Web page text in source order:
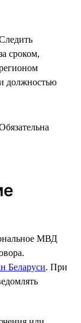
сроком,
должностью
МВД
Беларуси. При